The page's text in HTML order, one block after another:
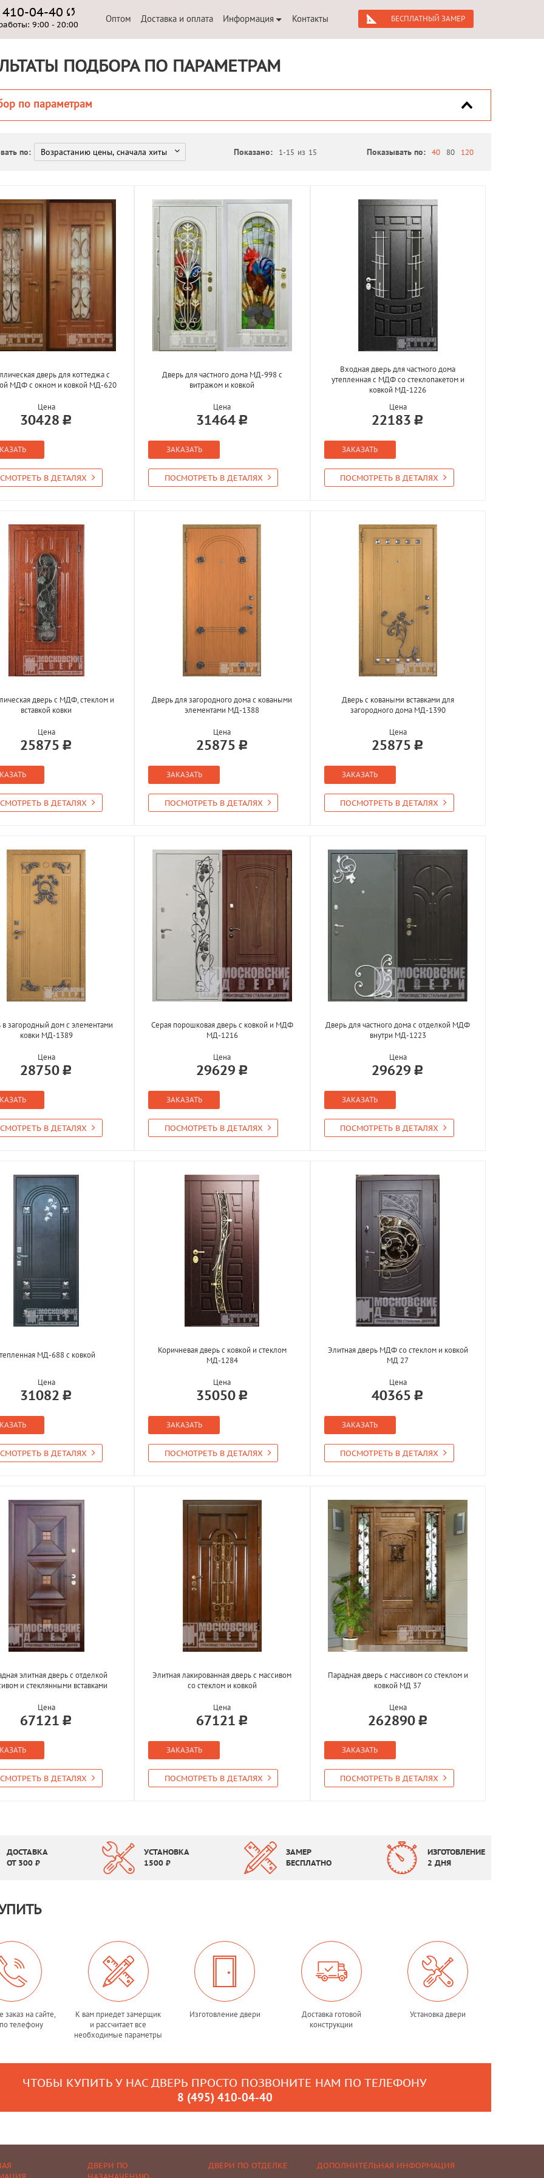
410-04-40
9:00 - 20:00
Оптом Доставка и оплата Информация Контакты БЕСПЛАТНЫЙ ЗАМЕР
ПОДБОРА ПО ПАРАМЕТРАМ
по параметрам
по: Показано: 1-15 из 15 Показывать по: 40 80 120
дверь для коттеджа с
МДФ с окном и ковкой МД-620
Цена
30428
В ДЕТАЛЯХ
Дверь для частного дома МД-998 с
витражом и ковкой
Цена
31464
ЗАКАЗАТЬ
ПОСМОТРЕТЬ В ДЕТАЛЯХ
Входная дверь для частного дома
утепленная с МДФ со стеклопакетом и
ковкой МД-1226
Цена
22183
ЗАКАЗАТЬ
ПОСМОТРЕТЬ В ДЕТАЛЯХ
дверь с МДФ, стеклом и
вставкой ковки
Цена
25875
В ДЕТАЛЯХ
Дверь для загородного дома с коваными
элементами МД-1388
Цена
25875
ЗАКАЗАТЬ
ПОСМОТРЕТЬ В ДЕТАЛЯХ
Дверь с коваными вставками для
загородного дома МД-1390
Цена
25875
ЗАКАЗАТЬ
ПОСМОТРЕТЬ В ДЕТАЛЯХ
загородный дом с элементами
ковки МД-1389
Цена
28750
В ДЕТАЛЯХ
Серая порошковая дверь с ковкой и МДФ
МД-1216
Цена
29629
ЗАКАЗАТЬ
ПОСМОТРЕТЬ В ДЕТАЛЯХ
Дверь для частного дома с отделкой МДФ
внутри МД-1223
Цена
29629
ЗАКАЗАТЬ
ПОСМОТРЕТЬ В ДЕТАЛЯХ
МД-688 с ковкой
Цена
31082
В ДЕТАЛЯХ
Коричневая дверь с ковкой и стеклом
МД-1284
Цена
35050
ЗАКАЗАТЬ
ПОСМОТРЕТЬ В ДЕТАЛЯХ
Элитная дверь МДФ со стеклом и ковкой
МД 27
Цена
40365
ЗАКАЗАТЬ
ПОСМОТРЕТЬ В ДЕТАЛЯХ
элитная дверь с отделкой
и стеклянными вставками
Цена
67121
В ДЕТАЛЯХ
Элитная лакированная дверь с массивом
со стеклом и ковкой
Цена
67121
ЗАКАЗАТЬ
ПОСМОТРЕТЬ В ДЕТАЛЯХ
Парадная дверь с массивом со стеклом и
ковкой МД 37
Цена
262890
ЗАКАЗАТЬ
ПОСМОТРЕТЬ В ДЕТАЛЯХ
ДОСТАВКА
ОТ 300₽
УСТАНОВКА
1500 ₽
ЗАМЕР
БЕСПЛАТНО
ИЗГОТОВЛЕНИЕ
2 ДНЯ
на сайте,
телефону
К вам приедет замерщик
и рассчитает все
необходимые параметры
Изготовление двери
Доставка готовой
конструкции
Установка двери
ЧТОБЫ КУПИТЬ У НАС ДВЕРЬ ПРОСТО ПОЗВОНИТЕ НАМ ПО ТЕЛЕФОНУ
8 (495) 410-04-40
ДВЕРИ ПО
ДВЕРИ ПО ОТДЕЛКЕ ДОПОЛНИТЕЛЬНАЯ ИНФОРМАЦИЯ